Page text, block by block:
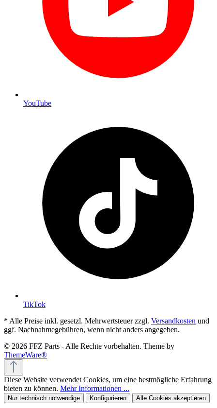
YouTube
TikTok
* Alle Preise inkl. gesetzl. Mehrwertsteuer zzgl. Versandkosten und
ggf. Nachnahmegebühren, wenn nicht anders angegeben.
© 2026 FFZ Parts - Alle Rechte vorbehalten. Theme by
ThemeWare®
Diese Website verwendet Cookies, um eine bestmögliche Erfahrung
bieten zu können. Mehr Informationen ...
Nur technisch notwendige Konfigurieren Alle Cookies akzeptieren